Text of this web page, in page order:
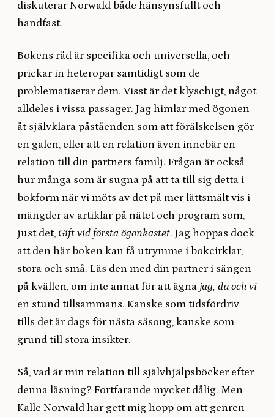
diskuterar Norwald både hänsynsfullt och
handfast.
Bokens råd är specifika och universella, och
prickar in heteropar samtidigt som de
problematiserar dem. Visst är det klyschigt, något
alldeles i vissa passager. Jag himlar med ögonen
åt självklara påståenden som att förälskelsen gör
en galen, eller att en relation även innebär en
relation till din partners familj. Frågan är också
hur många som är sugna på att ta till sig detta i
bokform när vi möts av det på mer lättsmält vis i
mängder av artiklar på nätet och program som,
just det, Gift vid första ögonkastet. Jag hoppas dock
att den här boken kan få utrymme i bokcirklar,
stora och små. Läs den med din partner i sängen
på kvällen, om inte annat för att ägna jag, du och vi
en stund tillsammans. Kanske som tidsfördriv
tills det är dags för nästa säsong, kanske som
grund till stora insikter.
Så, vad är min relation till självhjälpsböcker efter
denna läsning? Fortfarande mycket dålig. Men
Kalle Norwald har gett mig hopp om att genren